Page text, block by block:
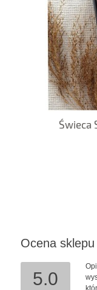
Świeca
Ocena sklepu
5.0